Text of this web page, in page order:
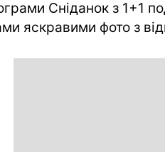
Сніданок з 1+1
яскравими фото з